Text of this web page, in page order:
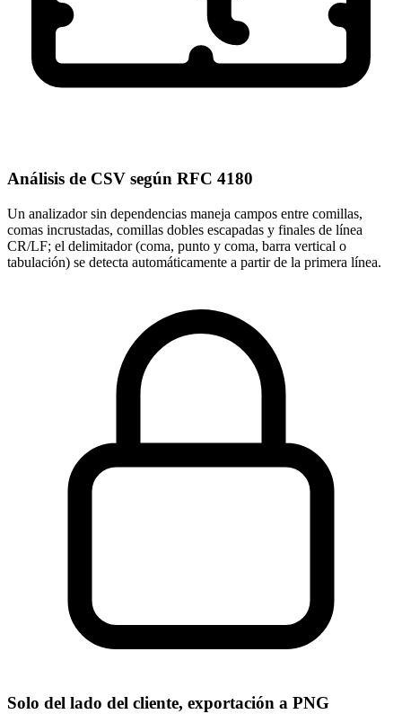
Análisis de CSV según RFC 4180
Un analizador sin dependencias maneja campos entre comillas,
comas incrustadas, comillas dobles escapadas y finales de línea
CR/LF; el delimitador (coma, punto y coma, barra vertical o
tabulación) se detecta automáticamente a partir de la primera línea.
Solo del lado del cliente, exportación a PNG